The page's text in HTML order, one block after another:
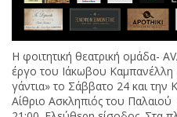
Η φοιτητική θεατρική ομάδα-
έργο του Ιάκωβου Καμπανέλλη
γάντια» το Σάββατο 24 και
Αίθριο Ασκληπιός του